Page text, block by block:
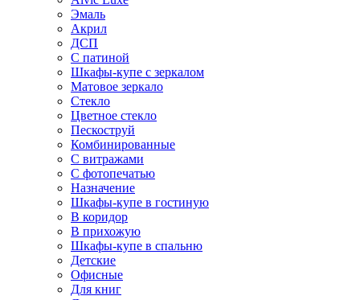
Эмаль
Акрил
ДСП
С патиной
Шкафы-купе с зеркалом
Матовое зеркало
Стекло
Цветное стекло
Пескоструй
Комбинированные
С витражами
С фотопечатью
Назначение
Шкафы-купе в гостиную
В коридор
В прихожую
Шкафы-купе в спальню
Детские
Офисные
Для книг